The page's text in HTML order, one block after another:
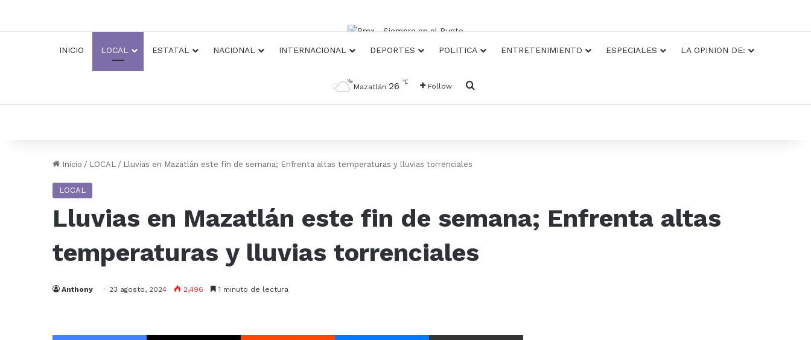
INICIO LOCAL ESTATAL NACIONAL INTERNACIONAL DEPORTES POLITICA ENTRETENIMIENTO ESPECIALES LA OPINION DE:
Mazatlán 26 ℃ Follow Busqueda
Inicio / LOCAL / Lluvias en Mazatlán este fin de semana; Enfrenta altas temperaturas y lluvias torrenciales
LOCAL
Lluvias en Mazatlán este fin de semana; Enfrenta altas
temperaturas y lluvias torrenciales
Anthony 23 agosto, 2024 2,496 1 minuto de lectura
Facebook X Reddit Messenger Compartir Via E-mail